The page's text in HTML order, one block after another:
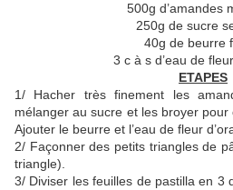
500g d’amandes
250g de sucre
40g de beurre
3 c à s d’eau de
ETAPES
1/ Hacher très finement les
mélanger au sucre et les broyer pour
Ajouter le beurre et l’eau de fleur
2/ Façonner des petits triangles de
triangle).
3/ Diviser les feuilles de pastilla en 3